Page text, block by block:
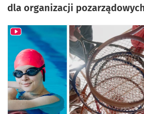
dla organizacji